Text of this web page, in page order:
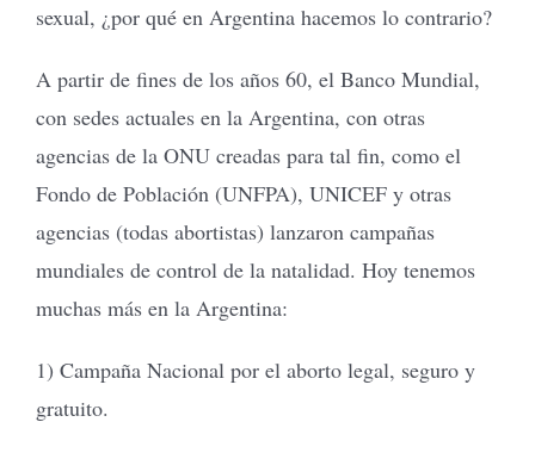
sexual, ¿por qué en Argentina hacemos lo contrario?
A partir de fines de los años 60, el Banco Mundial,
con sedes actuales en la Argentina, con otras
agencias de la ONU creadas para tal fin, como el
Fondo de Población (UNFPA), UNICEF y otras
agencias (todas abortistas) lanzaron campañas
mundiales de control de la natalidad. Hoy tenemos
muchas más en la Argentina:
1) Campaña Nacional por el aborto legal, seguro y
gratuito.